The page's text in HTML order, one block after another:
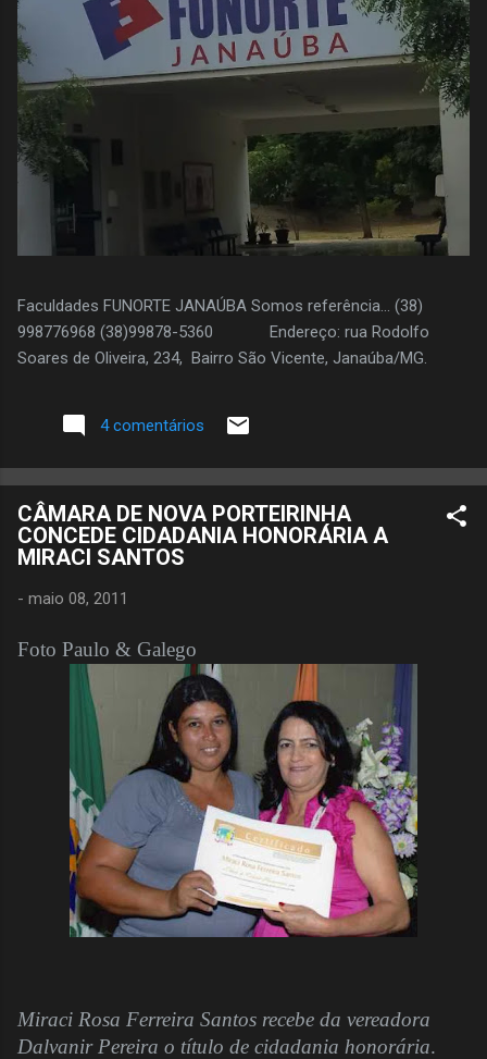
Faculdades FUNORTE JANAÚBA Somos referência... (38)
998776968 (38)99878-5360 Endereço: rua Rodolfo
Soares de Oliveira, 234, Bairro São Vicente, Janaúba/MG.
4 comentários
CÂMARA DE NOVA PORTEIRINHA
CONCEDE CIDADANIA HONORÁRIA A
MIRACI SANTOS
- maio 08, 2011
Foto Paulo & Galego
Miraci Rosa Ferreira Santos recebe da vereadora
Dalvanir Pereira o título de cidadania honorária.